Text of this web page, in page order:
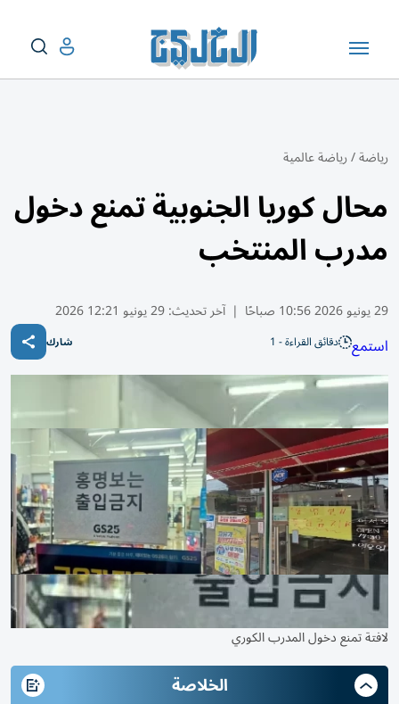
رياضة/رياضة عالمية
محال كوريا الجنوبية تمنع دخول
مدرب المنتخب
29 يونيو 2026 10:56 صباحًا | آخر تحديث:29 يونيو 12:21 2026
استمع دقائق القراءة - 1 شارك
لافتة تمنع دخول المدرب الكوري
الخلاصة